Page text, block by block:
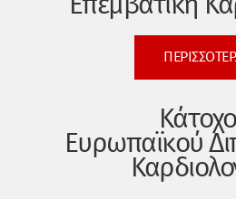
Ευρωπαϊκού